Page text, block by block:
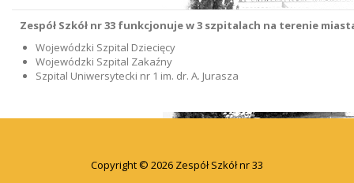
Zespół Szkół nr 33 funkcjonuje w 3 szpitalach na terenie
Wojewódzki Szpital Dziecięcy
Wojewódzki Szpital Zakaźny
Szpital Uniwersytecki nr 1 im. dr. A. Jurasza
Copyright © 2026 Zespół Szkół nr 33